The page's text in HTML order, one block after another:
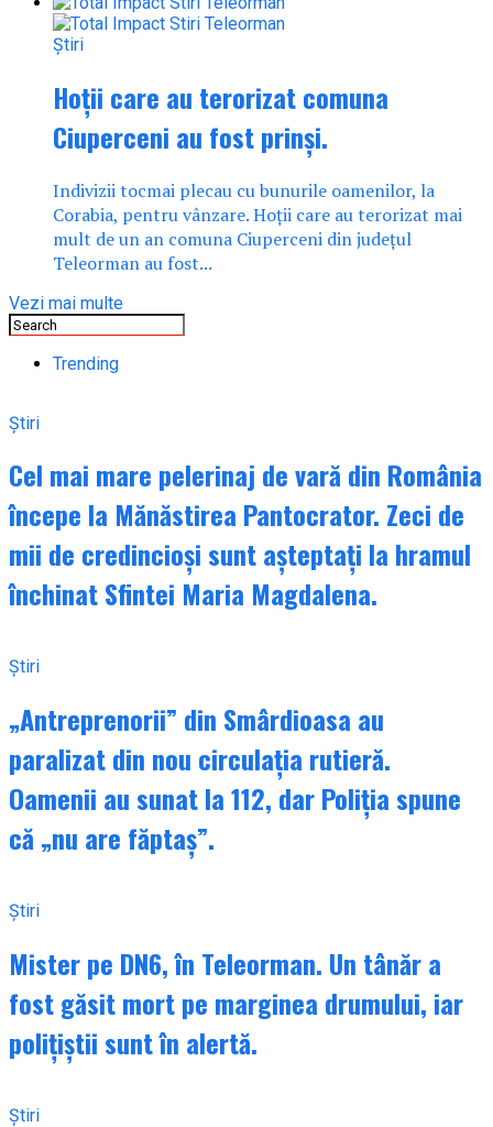
Știri
Hoții care au terorizat comuna
Ciuperceni au fost prinși.
Indivizii tocmai plecau cu bunurile oamenilor, la
Corabia, pentru vânzare. Hoții care au terorizat mai
mult de un an comuna Ciuperceni din județul
Teleorman au fost...
Vezi mai multe
Trending
Știri
Cel mai mare pelerinaj de vară din România
începe la Mănăstirea Pantocrator. Zeci de
mii de credincioși sunt așteptați la hramul
închinat Sfintei Maria Magdalena.
Știri
„Antreprenorii” din Smârdioasa au
paralizat din nou circulația rutieră.
Oamenii au sunat la 112, dar Poliția spune
că „nu are făptaș”.
Știri
Mister pe DN6, în Teleorman. Un tânăr a
fost găsit mort pe marginea drumului, iar
polițiștii sunt în alertă.
Știri